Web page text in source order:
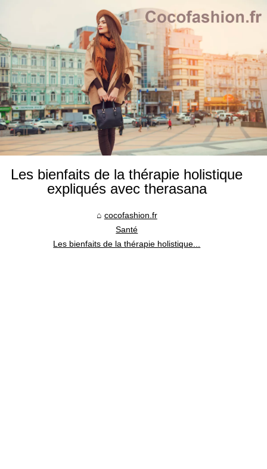
Les bienfaits de la thérapie holistique
expliqués avec therasana
cocofashion.fr
Santé
Les bienfaits de la thérapie holistique...